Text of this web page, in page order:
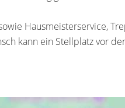
Hausmeisterservice,
kann ein Stellplatz vor